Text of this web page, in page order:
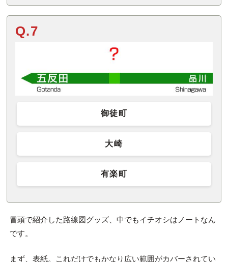
Q.7
御徒町
大崎
有楽町
冒頭で紹介した路線図グッズ、中でもイチオシはノートなん
です。
まず、表紙。これだけでもかなり広い範囲がカバーされてい